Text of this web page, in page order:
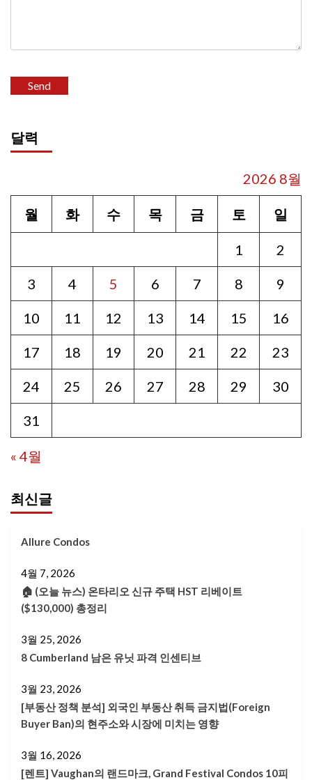
달력
2026 8월
월 화 수 목 금 토 일
1 2
3 4 5 6 7 8 9
10 11 12 13 14 15 16
17 18 19 20 21 22 23
24 25 26 27 28 29 30
31
« 4월
최신글
Allure Condos
4월 7, 2026
🏠 (오늘 뉴스) 온타리오 신규 주택 HST 리베이트
($130,000) 총정리
3월 25, 2026
8 Cumberland 남은 유닛 파격 인센티브
3월 23, 2026
[부동산 정책 분석] 외국인 부동산 취득 금지법(Foreign
Buyer Ban)의 현주소와 시장에 미치는 영향
3월 16, 2026
[렌트] Vaughan의 랜드마크, Grand Festival Condos 10피